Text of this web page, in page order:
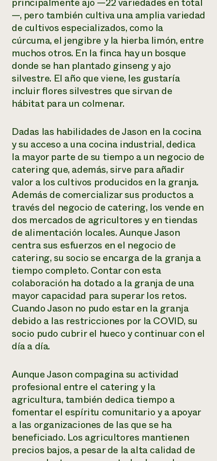
—, pero también cultiva una amplia variedad
de cultivos especializados, como la
cúrcuma, el jengibre y la hierba limón, entre
muchos otros. En la finca hay un bosque
donde se han plantado ginseng y ajo
silvestre. El año que viene, les gustaría
incluir flores silvestres que sirvan de
hábitat para un colmenar.
Dadas las habilidades de Jason en la cocina
y su acceso a una cocina industrial, dedica
la mayor parte de su tiempo a un negocio de
catering que, además, sirve para añadir
valor a los cultivos producidos en la granja.
Además de comercializar sus productos a
través del negocio de catering, los vende en
dos mercados de agricultores y en tiendas
de alimentación locales. Aunque Jason
centra sus esfuerzos en el negocio de
catering, su socio se encarga de la granja a
tiempo completo. Contar con esta
colaboración ha dotado a la granja de una
mayor capacidad para superar los retos.
Cuando Jason no pudo estar en la granja
debido a las restricciones por la COVID, su
socio pudo cubrir el hueco y continuar con el
día a día.
Aunque Jason compagina su actividad
profesional entre el catering y la
agricultura, también dedica tiempo a
fomentar el espíritu comunitario y a apoyar
a las organizaciones de las que se ha
beneficiado. Los agricultores mantienen
precios bajos, a pesar de la alta calidad de